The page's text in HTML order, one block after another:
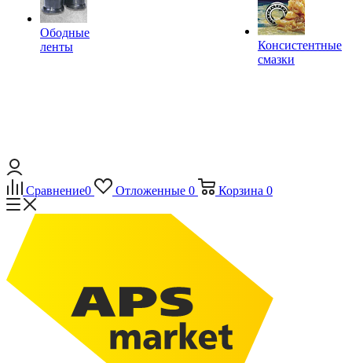
Ободные
ленты
Консистентные
смазки
Сравнение0 Отложенные 0 Корзина 0